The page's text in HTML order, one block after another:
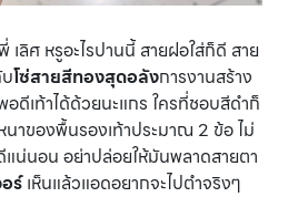
เลิศ หรูอะไรปานนี้ สายฝอใส่ก็ดี สาย
โซ่สายสีทองสุดอลังการงานสร้าง
ดีเท้าได้ด้วยนะแกร ใครที่ชอบสีดำก็
าของพื้นรองเท้าประมาณ 2 ข้อ ไม่
แน่นอน อย่าปล่อยให้มันพลาดสายตา
ร์เห็นแล้วแอดอยากจะไปตำจริงๆ